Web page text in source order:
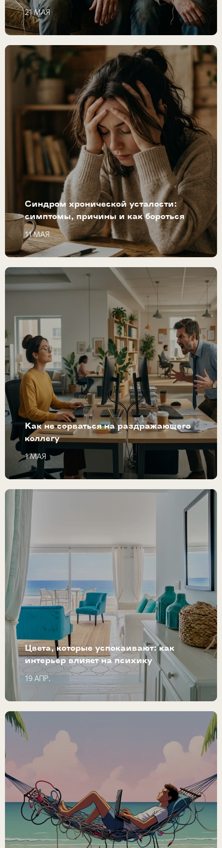
21 МАЯ
Синдром хронической усталости:
симптомы, причины и как бороться
11 МАЯ
Как не сорваться на раздражающего
коллегу
1 МАЯ
Цвета, которые успокаивают: как
интерьер влияет на психику
19 АПР.